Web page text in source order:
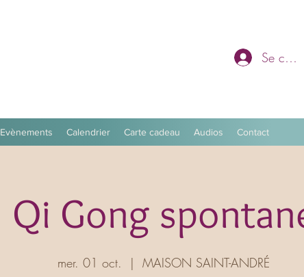
Se
Evènements Calendrier Carte cadeau Audios Contact
Qi Gong
mer. 01 oct.
  |
MAISON SAINT-ANDRÉ